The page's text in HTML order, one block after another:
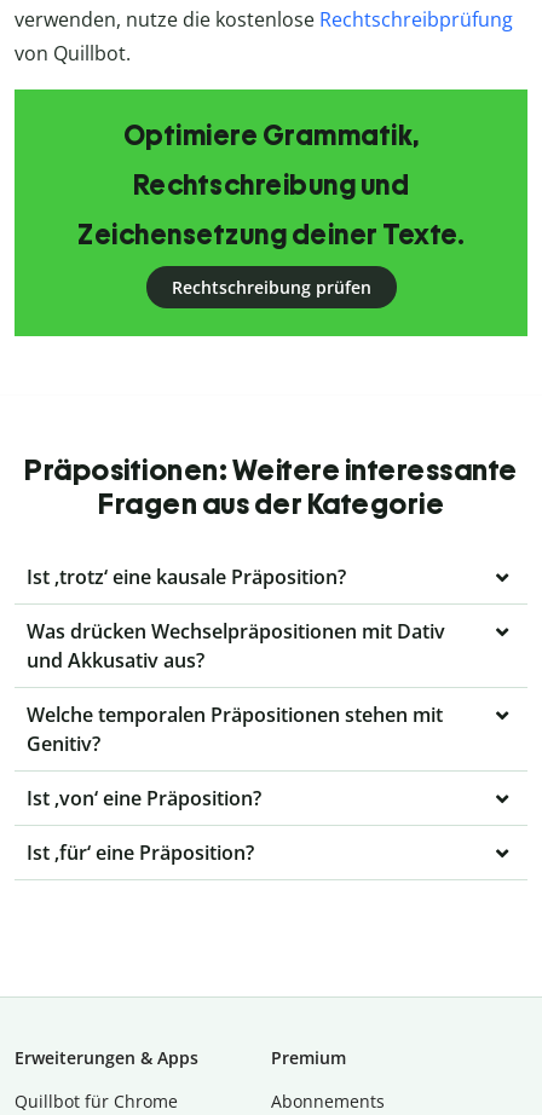
verwenden, nutze die kostenlose Rechtschreibprüfung
von Quillbot.
Optimiere Grammatik,
Rechtschreibung und
Zeichensetzung deiner Texte.
Rechtschreibung prüfen
Präpositionen: Weitere interessante
Fragen aus der Kategorie
Ist ‚trotz‘ eine kausale Präposition?
Was drücken Wechselpräpositionen mit Dativ
und Akkusativ aus?
Welche temporalen Präpositionen stehen mit
Genitiv?
Ist ‚von‘ eine Präposition?
Ist ‚für‘ eine Präposition?
Erweiterungen & Apps
Quillbot für Chrome
Premium
Abon­ne­ments